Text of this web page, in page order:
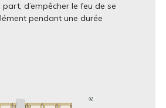
d’empêcher le feu de se
pendant une durée